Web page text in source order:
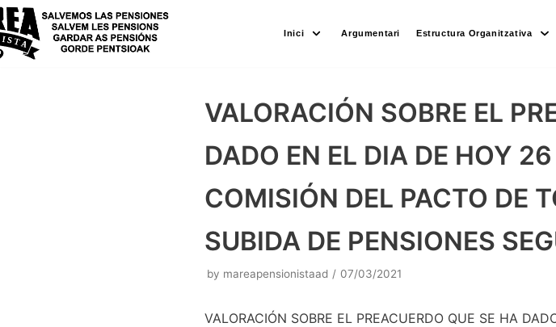
Skip
to
content
Inici Argumentari Estructura Organitzativa
VALORACIÓN SOBRE EL
DADO EN EL DIA DE HOY
COMISIÓN DEL PACTO DE
SUBIDA DE PENSIONES
by mareapensionistaad 07/03/2021
VALORACIÓN SOBRE EL PREACUERDO QUE SE HA